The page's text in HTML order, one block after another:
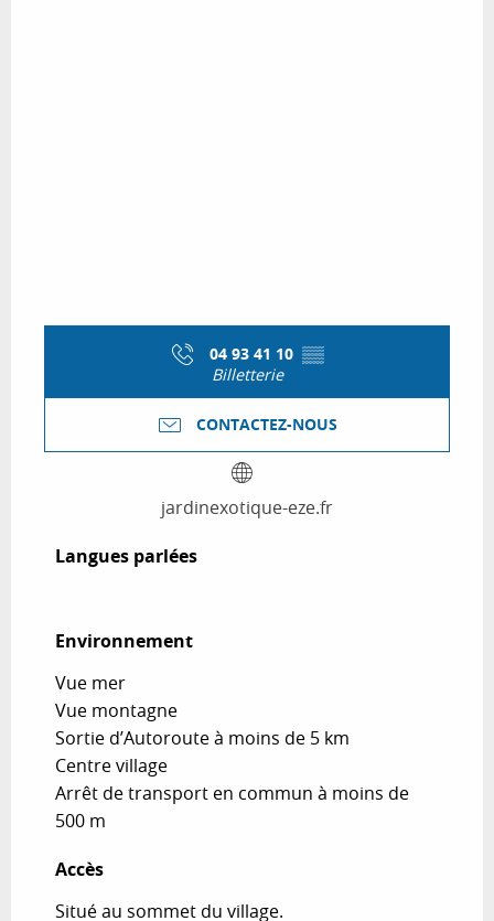
04 93 41 10 ▒▒
Billetterie
CONTACTEZ-NOUS
jardinexotique-eze.fr
Langues parlées
Langues parlées
Environnement
Environnement
Vue mer
Vue montagne
Sortie d’Autoroute à moins de 5 km
Centre village
Arrêt de transport en commun à moins de
500 m
Accès
Accès
Situé au sommet du village.